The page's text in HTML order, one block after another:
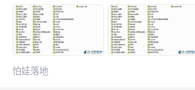
默默下载，回复下，让俺知道你的
（由于附件太大，故只部分截屏发
可见）
怕娃落地